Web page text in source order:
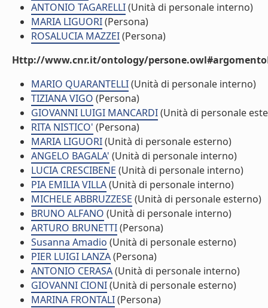
ANTONIO TAGARELLI(Unità di personale interno)
MARIA LIGUORI(Persona)
ROSALUCIA MAZZEI(Persona)
Http://www.cnr.it/ontology/
MARIO QUARANTELLI(Unità di personale interno)
TIZIANA VIGO (Persona)
GIOVANNI LUIGI MANCARDI(Unità di personale
RITA NISTICO' (Persona)
MARIA LIGUORI(Unità di personale esterno)
ANGELO BAGALA' (Unità di personale interno)
LUCIA CRESCIBENE (Unità di personale interno)
PIA EMILIA VILLA(Unità di personale interno)
MICHELE ABBRUZZESE (Unità di personale esterno)
BRUNO ALFANO (Unità di personale interno)
ARTURO BRUNETTI(Persona)
Susanna Amadio (Unità di personale esterno)
PIER LUIGI LANZA(Persona)
ANTONIO CERASA(Unità di personale interno)
GIOVANNI CIONI(Unità di personale esterno)
MARINA FRONTALI(Persona)